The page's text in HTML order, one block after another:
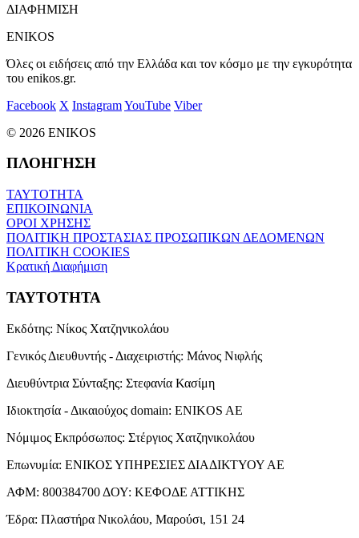
ΔΙΑΦΗΜΙΣΗ
ENIKOS
Όλες οι ειδήσεις από την Ελλάδα και τον κόσμο με την εγκυρότητα
του enikos.gr.
Facebook X InstagramYouTube Viber
© 2026 ENIKOS
ΠΛΟΗΓΗΣΗ
ΤΑΥΤΟΤΗΤΑ
ΕΠΙΚΟΙΝΩΝΙΑ
ΟΡΟΙ ΧΡΗΣΗΣ
ΠΟΛΙΤΙΚΗ ΠΡΟΣΤΑΣΙΑΣ ΠΡΟΣΩΠΙΚΩΝ ΔΕΔΟΜΕΝΩΝ
ΠΟΛΙΤΙΚΗ COOKIES
Κρατική Διαφήμιση
ΤΑΥΤΟΤΗΤΑ
Εκδότης: Νίκος Χατζηνικολάου
Γενικός Διευθυντής - Διαχειριστής: Μάνος Νιφλής
Διευθύντρια Σύνταξης: Στεφανία Κασίμη
Ιδιοκτησία - Δικαιούχος domain: ENIKOS AE
Νόμιμος Εκπρόσωπος: Στέργιος Χατζηνικολάου
Επωνυμία: ΕΝΙΚΟΣ ΥΠΗΡΕΣΙΕΣ ΔΙΑΔΙΚΤΥΟΥ ΑΕ
ΑΦΜ: 800384700 ΔΟΥ: ΚΕΦΟΔΕ ΑΤΤΙΚΗΣ
Έδρα: Πλαστήρα Νικολάου, Μαρούσι, 151 24